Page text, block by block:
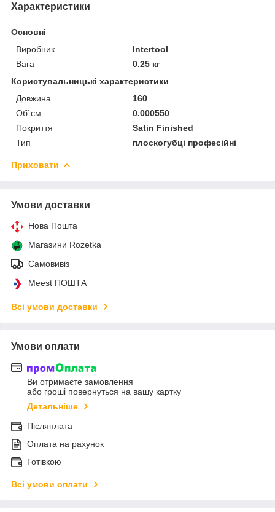
Характеристики
Основні
Виробник
Intertool
Вага
0.25 кг
Користувальницькі характеристики
Довжина
160
Об`єм
0.000550
Покриття
Satin Finished
Тип
плоскогубці професійні
Приховати
Умови доставки
Нова Пошта
Магазини Rozetka
Самовивіз
Meest ПОШТА
Всі умови доставки
Умови оплати
Ви отримаєте замовлення
або гроші повернуться на вашу картку
Детальніше
Післяплата
Оплата на рахунок
Готівкою
Всі умови оплати